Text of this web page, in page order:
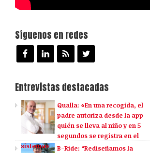
Síguenos en redes
Entrevistas destacadas
Qualla: «En una recogida, el
padre autoriza desde la app
quién se lleva al niño y en 5
segundos se registra en el
sistema»
B-Ride: “Rediseñamos la